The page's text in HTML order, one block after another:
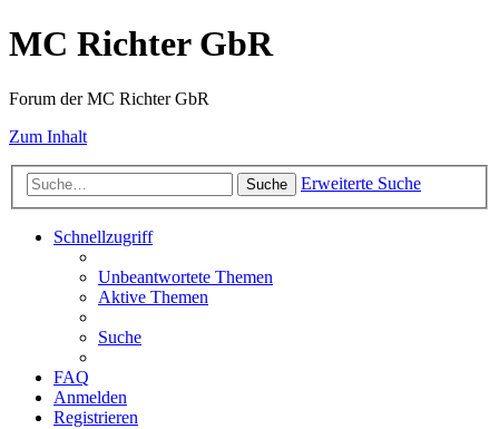
MC Richter GbR
Forum der MC Richter GbR
Zum Inhalt
Suche Erweiterte Suche
Schnellzugriff
Unbeantwortete Themen
Aktive Themen
Suche
FAQ
Anmelden
Registrieren